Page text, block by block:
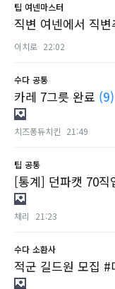
팁 여넨마스터
직변 여넨에서 직변
이치로 22:02
수다 공통
카레 7그릇 완료 (9)
치즈퐁듀치킨 21:49
팁 공통
[통계] 던파캣 70직
체리 21:23
수다 소환사
적군 길드원 모집